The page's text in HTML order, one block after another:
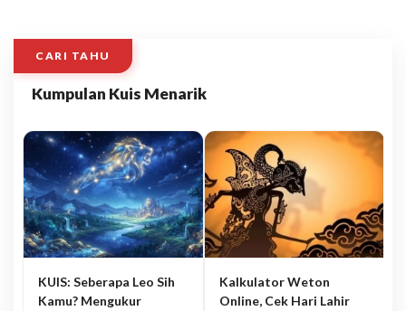
CARI TAHU
Kumpulan Kuis Menarik
KUIS: Seberapa Leo Sih
Kamu? Mengukur
Kalkulator Weton
Online, Cek Hari Lahir